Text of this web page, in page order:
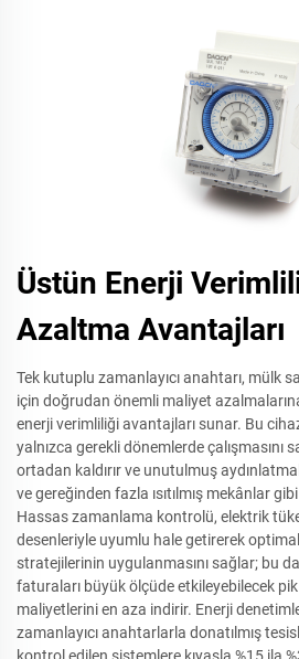
Üstün Enerji
Azaltma Avantajları
Tek kutuplu zamanlayıcı anahtarı, mülk
için doğrudan önemli maliyet
enerji verimliliği avantajları sunar. Bu
yalnızca gerekli dönemlerde çalışmasını
ortadan kaldırır ve unutulmuş
ve gereğinden fazla ısıtılmış mekânlar
Hassas zamanlama kontrolü, elektrik
desenleriyle uyumlu hale getirerek
stratejilerinin uygulanmasını sağlar; bu
faturaları büyük ölçüde etkileyebilecek
maliyetlerini en aza indirir. Enerji
zamanlayıcı anahtarlarla donatılmış